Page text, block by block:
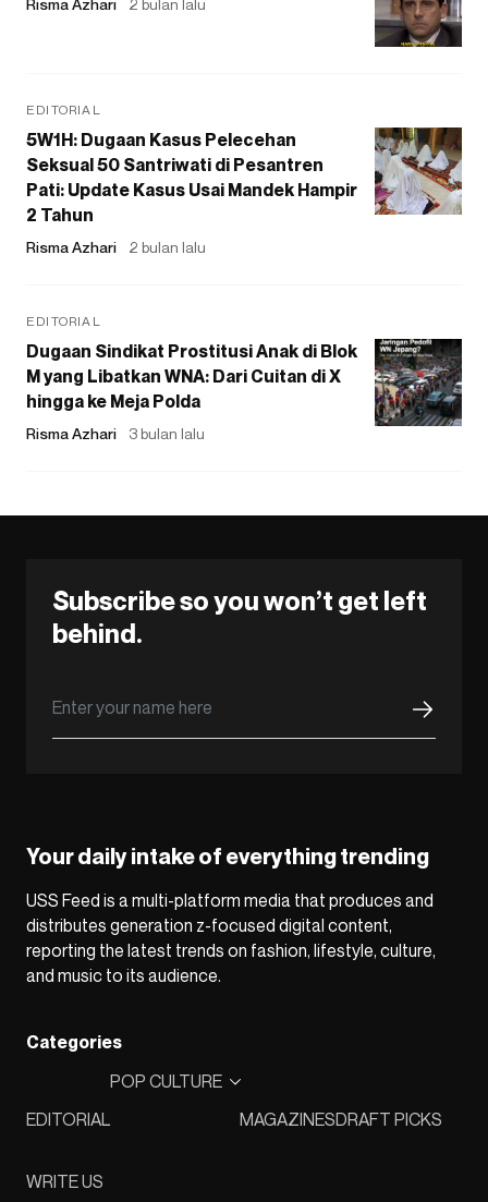
Risma Azhari 2 bulan lalu
EDITORIAL
5W1H: Dugaan Kasus Pelecehan
Seksual 50 Santriwati di Pesantren
Pati: Update Kasus Usai Mandek Hampir
2 Tahun
Risma Azhari 2 bulan lalu
EDITORIAL
Dugaan Sindikat Prostitusi Anak di Blok
M yang Libatkan WNA: Dari Cuitan di X
hingga ke Meja Polda
Risma Azhari 3 bulan lalu
Subscribe so you won’t get left
behind.
Your daily intake of everything trending
USS Feed is a multi-platform media that produces and
distributes generation z-focused digital content,
reporting the latest trends on fashion, lifestyle, culture,
and music to its audience.
Categories
EDITORIAL
POP CULTURE
MAGAZINESDRAFT PICKS
WRITE US